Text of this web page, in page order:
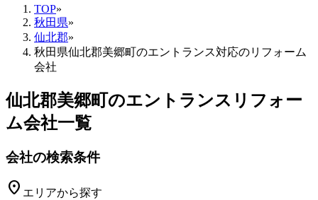
TOP»
秋田県»
仙北郡»
秋田県仙北郡美郷町のエントランス対応のリフォーム
会社
仙北郡美郷町のエントランスリフォー
ム会社一覧
会社の検索条件
location_on エリアから探す